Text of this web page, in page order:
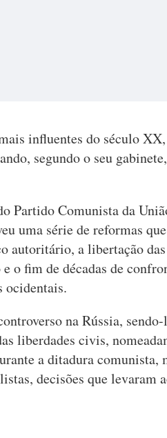
influentes do século
segundo o seu
Partido Comunista da
uma série de reformas
autoritário, a libertação
o fim de décadas de
ocidentais.
na Rússia,
liberdades civis,
a ditadura comunista,
decisões que levaram